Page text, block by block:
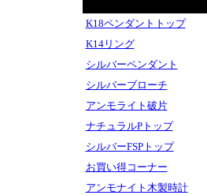
K18ペンダントトップ
K14リング
シルバーペンダント
シルバーブローチ
アンモライト破片
ナチュラルPトップ
シルバーFSPトップ
お買い得コーナー
アンモナイト木製時計